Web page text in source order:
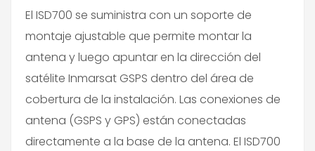
El ISD700 se suministra con un soporte de
montaje ajustable que permite montar la
antena y luego apuntar en la dirección del
satélite Inmarsat GSPS dentro del área de
cobertura de la instalación. Las conexiones de
antena (GSPS y GPS) están conectadas
directamente a la base de la antena. El ISD700